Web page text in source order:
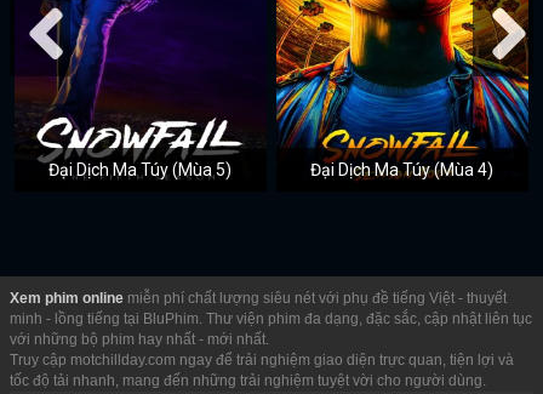
Đại Dịch Ma Túy (Mùa 5) Đại Dịch Ma Túy (Mùa 4)
Xem phim online miễn phí chất lượng siêu nét với phụ đề tiếng Việt - thuyết
minh - lồng tiếng tại BluPhim. Thư viện phim đa dạng, đặc sắc, cập nhật liên tục
với những bộ phim hay nhất - mới nhất.
Truy cập motchillday.com ngay để trải nghiệm giao diện trực quan, tiện lợi và
tốc độ tải nhanh, mang đến những trải nghiệm tuyệt vời cho người dùng.